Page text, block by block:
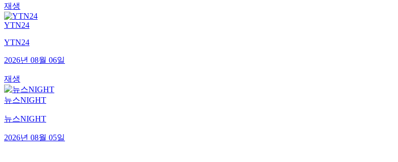
재생
YTN24
YTN24
2026년 08월 06일
재생
뉴스NIGHT
뉴스NIGHT
2026년 08월 05일